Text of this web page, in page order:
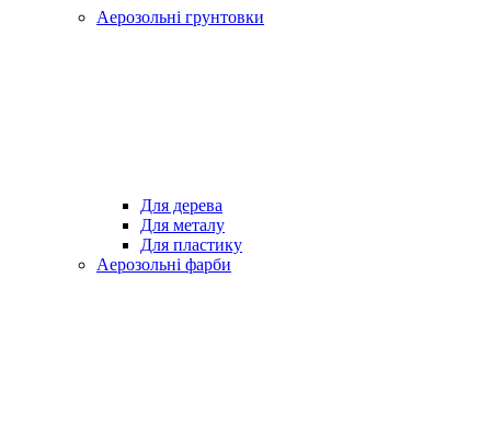
Аерозольні грунтовки
Для дерева
Для металу
Для пластику
Аерозольні фарби